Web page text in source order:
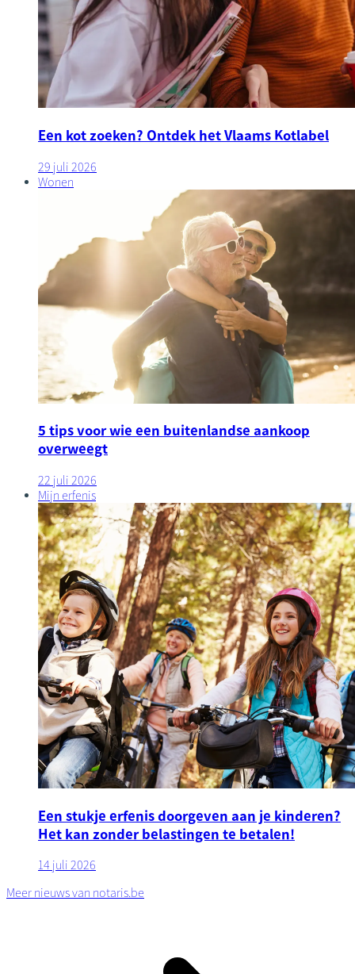
Een kot zoeken? Ontdek het Vlaams Kotlabel
29 juli 2026
Wonen
5 tips voor wie een buitenlandse aankoop
overweegt
22 juli 2026
Mijn erfenis
Een stukje erfenis doorgeven aan je kinderen?
Het kan zonder belastingen te betalen!
14 juli 2026
Meer nieuws van notaris.be